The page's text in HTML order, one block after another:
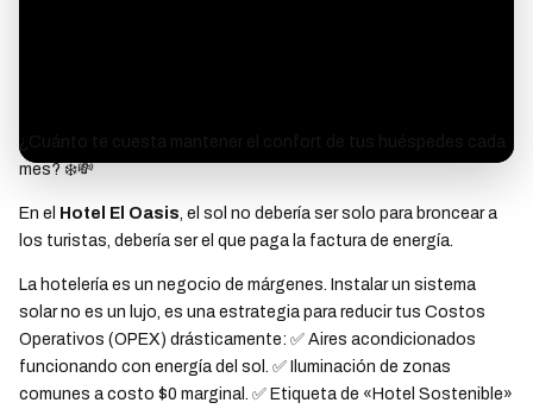
mes? ❄️💸
En el Hotel El Oasis, el sol no debería ser solo para broncear a
los turistas, debería ser el que paga la factura de energía.
La hotelería es un negocio de márgenes. Instalar un sistema
solar no es un lujo, es una estrategia para reducir tus Costos
Operativos (OPEX) drásticamente: ✅ Aires acondicionados
funcionando con energía del sol. ✅ Iluminación de zonas
comunes a costo $0 marginal. ✅ Etiqueta de «Hotel Sostenible»